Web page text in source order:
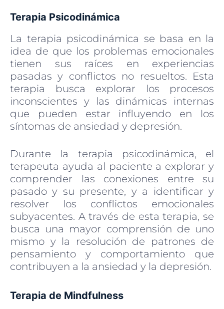
Terapia Psicodinámica
La terapia psicodinámica se basa en la
idea de que los problemas emocionales
tienen sus raíces en experiencias
pasadas y conflictos no resueltos. Esta
terapia busca explorar los procesos
inconscientes y las dinámicas internas
que pueden estar influyendo en los
síntomas de ansiedad y depresión.
Durante la terapia psicodinámica, el
terapeuta ayuda al paciente a explorar y
comprender las conexiones entre su
pasado y su presente, y a identificar y
resolver los conflictos emocionales
subyacentes. A través de esta terapia, se
busca una mayor comprensión de uno
mismo y la resolución de patrones de
pensamiento y comportamiento que
contribuyen a la ansiedad y la depresión.
Terapia de Mindfulness